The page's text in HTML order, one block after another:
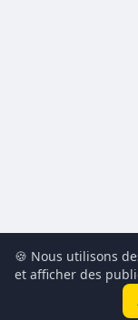
🍪 Nous utilisons
et afficher des